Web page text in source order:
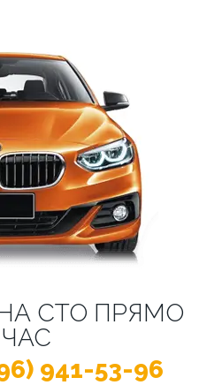
СТО ПРЯМО
941-53-96